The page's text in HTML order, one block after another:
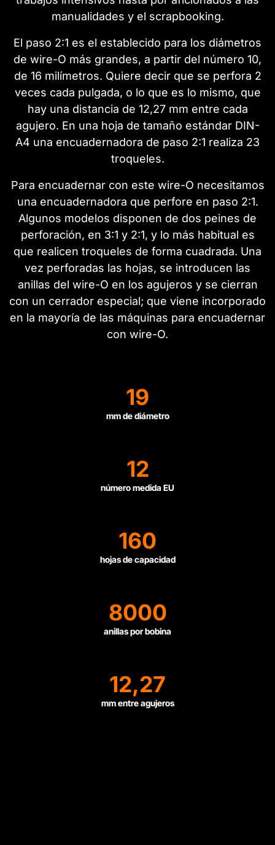
manualidades y el scrapbooking.
El paso 2:1 es el establecido para los diámetros
de wire-O más grandes, a partir del número 10,
de 16 milímetros. Quiere decir que se perfora 2
veces cada pulgada, o lo que es lo mismo, que
hay una distancia de 12,27 mm entre cada
agujero. En una hoja de tamaño estándar DIN-
A4 una encuadernadora de paso 2:1 realiza 23
troqueles.
Para encuadernar con este wire-O necesitamos
una encuadernadora que perfore en paso 2:1.
Algunos modelos disponen de dos peines de
perforación, en 3:1 y 2:1, y lo más habitual es
que realicen troqueles de forma cuadrada. Una
vez perforadas las hojas, se introducen las
anillas del wire-O en los agujeros y se cierran
con un cerrador especial; que viene incorporado
en la mayoría de las máquinas para encuadernar
con wire-O.
19
mm de diámetro
12
número medida EU
160
hojas de capacidad
8000
anillas por bobina
12,27
mm entre agujeros